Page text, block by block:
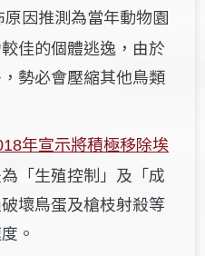
因推測為當年動物園
佳的個體逃逸，由於
勢必會壓縮其他鳥類
年宣示將積極移除埃
「生殖控制」及「成
壞鳥蛋及槍枝射殺等
。